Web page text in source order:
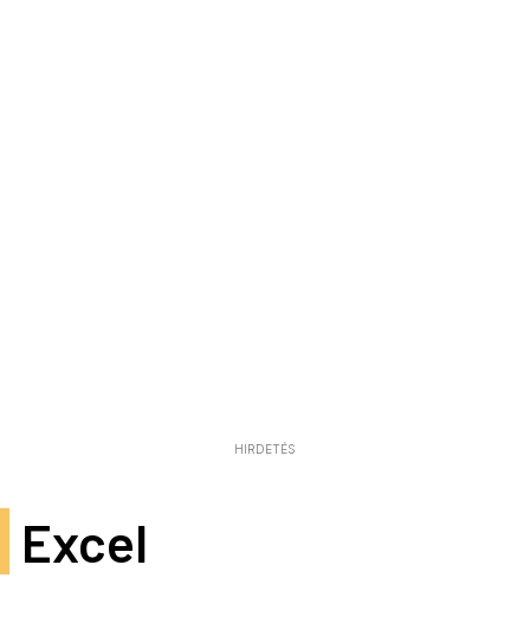
HIRDETÉS
Excel